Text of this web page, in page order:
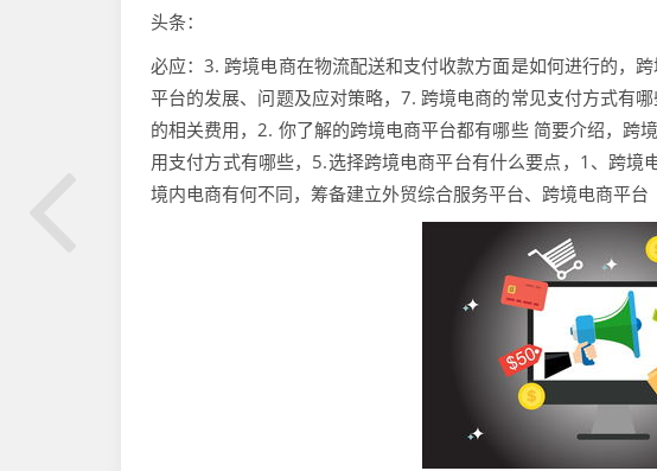
头条：
必应：3. 跨境电商在物流配送和支付收款方面是如何进行的，
平台的发展、问题及应对策略，7. 跨境电商的常见支付方式有
的相关费用，2. 你了解的跨境电商平台都有哪些 简要介绍，
用支付方式有哪些，5.选择跨境电商平台有什么要点，1、跨
境内电商有何不同，筹备建立外贸综合服务平台、跨境电商平台